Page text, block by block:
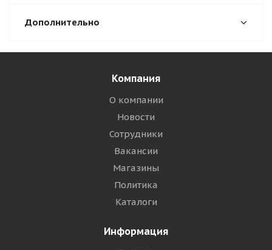
Дополнительно
Компания
О компании
Новости
Сотрудники
Вакансии
Магазины
Политика
Каталоги
Информация